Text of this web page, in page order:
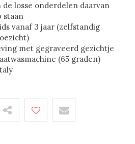
losse onderdelen daarvan
staan
vanaf 3 jaar (zelfstandig
met gegraveerd gezichtje
(65 graden)